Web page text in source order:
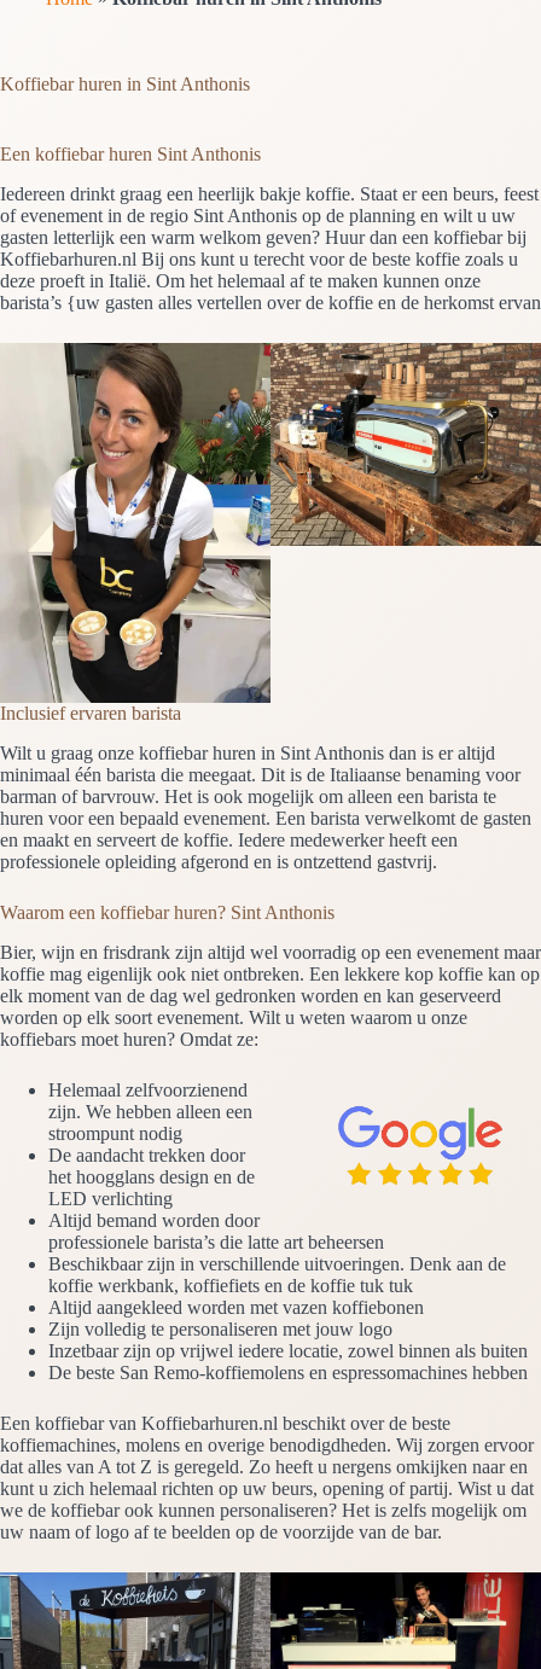
Koffiebar huren in Sint Anthonis
Een koffiebar huren Sint Anthonis
Iedereen drinkt graag een heerlijk bakje koffie. Staat er een beurs, feest
of evenement in de regio Sint Anthonis op de planning en wilt u uw
gasten letterlijk een warm welkom geven? Huur dan een koffiebar bij
Koffiebarhuren.nl Bij ons kunt u terecht voor de beste koffie zoals u
deze proeft in Italië. Om het helemaal af te maken kunnen onze
barista’s {uw gasten alles vertellen over de koffie en de herkomst ervan
Inclusief ervaren barista
Wilt u graag onze koffiebar huren in Sint Anthonis dan is er altijd
minimaal één barista die meegaat. Dit is de Italiaanse benaming voor
barman of barvrouw. Het is ook mogelijk om alleen een barista te
huren voor een bepaald evenement. Een barista verwelkomt de gasten
en maakt en serveert de koffie. Iedere medewerker heeft een
professionele opleiding afgerond en is ontzettend gastvrij.
Waarom een koffiebar huren? Sint Anthonis
Bier, wijn en frisdrank zijn altijd wel voorradig op een evenement maar
koffie mag eigenlijk ook niet ontbreken. Een lekkere kop koffie kan op
elk moment van de dag wel gedronken worden en kan geserveerd
worden op elk soort evenement. Wilt u weten waarom u onze
koffiebars moet huren? Omdat ze:
Helemaal zelfvoorzienend
zijn. We hebben alleen een
stroompunt nodig
De aandacht trekken door
het hoogglans design en de
LED verlichting
Altijd bemand worden door
professionele barista’s die latte art beheersen
Beschikbaar zijn in verschillende uitvoeringen. Denk aan de
koffie werkbank, koffiefiets en de koffie tuk tuk
Altijd aangekleed worden met vazen koffiebonen
Zijn volledig te personaliseren met jouw logo
Inzetbaar zijn op vrijwel iedere locatie, zowel binnen als buiten
De beste San Remo-koffiemolens en espressomachines hebben
Een koffiebar van Koffiebarhuren.nl beschikt over de beste
koffiemachines, molens en overige benodigdheden. Wij zorgen ervoor
dat alles van A tot Z is geregeld. Zo heeft u nergens omkijken naar en
kunt u zich helemaal richten op uw beurs, opening of partij. Wist u dat
we de koffiebar ook kunnen personaliseren? Het is zelfs mogelijk om
uw naam of logo af te beelden op de voorzijde van de bar.